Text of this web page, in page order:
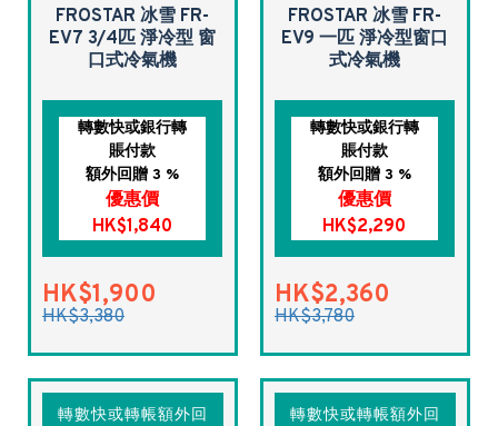
FROSTAR 冰雪 FR-
EV7 3/4匹 淨冷型 窗
口式冷氣機
轉數快或銀行轉
賬付款
額外回贈 3 %
優惠價
HK$1,840
HK$1,900
HK$3,380
FROSTAR 冰雪 FR-
EV9 一匹 淨冷型窗口
式冷氣機
轉數快或銀行轉
賬付款
額外回贈 3 %
優惠價
HK$2,290
HK$2,360
HK$3,780
轉數快或轉帳額外回
轉數快或轉帳額外回